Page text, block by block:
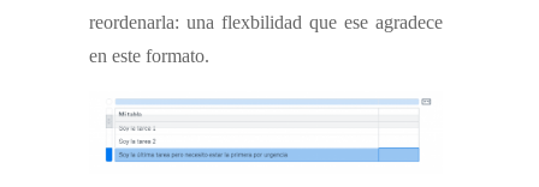
reordenarla: una flexbilidad que ese agradece
en este formato.